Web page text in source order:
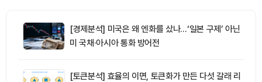
[경제분석] 미국은 왜 엔화를 샀나…‘일본 구제’ 아닌
미 국채·아시아 통화 방어전
[토큰분석] 효율의 이면, 토큰화가 만든 다섯 갈래 리